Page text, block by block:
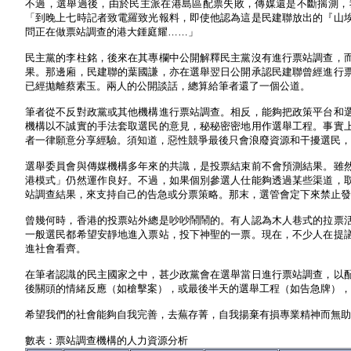
不過，選舉過後，由於民主派在港島區配票失敗，傳媒還是不斷揣測
「到晚上七時記者致電羅致光報料，即使他認為這是民建聯放出的『
問正在做票站調查的港大鍾庭耀……」
民主黨的李柱銘，後來在其專欄中公開解釋民主黨沒有進行票站調查
果。那邊廂，民建聯的葉國謙，亦在選舉翌日公開承認民建聯曾經進
已經拋離蔡素玉。兩人的公開談話，總算給筆者還了一個公道。
筆者從不反對政黨或其他機構進行票站調查。相反，能夠把政策平台
機構以不誠實的手法套取選民的意見，秘秘密密地用作選舉工程。事
者一律願意分享經驗。須知道，惡性競爭最後只會浪廢資源和干擾選民
選舉委員會與傳媒機構多年來的共識，是投票結束前不會預測結果。
港模式」仍然運作良好。不過，如果個別參選人仕能夠透過某些渠道
站調查結果，來支持自己的告急或分票策略。那末，選管會定下來禁止
曾幾何時，香港的投票站外總是吵吵鬧鬧的。有人認為木人巷式的拉
一般選民都希望安靜地進入票站，投下神聖的一票。現在，不少人在
進社會看齊。
在筆者認識的民主國家之中，甚少政黨會在選舉當日進行票站調查，
後關頭的情緒反應（如槍擊案），或最後半天的選舉工程（如告急牌）
希望我們的社會能夠自我完善，去蕪存菁，自我揚棄有損專業精神而無
數表：票站調查機構的人力資源分析